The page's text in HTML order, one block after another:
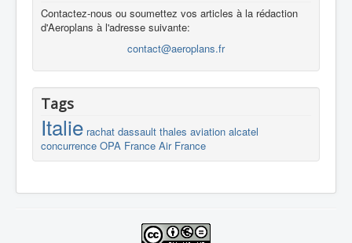
Contactez-nous ou soumettez vos articles à la rédaction
d'Aeroplans à l'adresse suivante:
contact@aeroplans.fr
Tags
Italie rachat dassault thales aviation alcatel
concurrence OPA France Air France